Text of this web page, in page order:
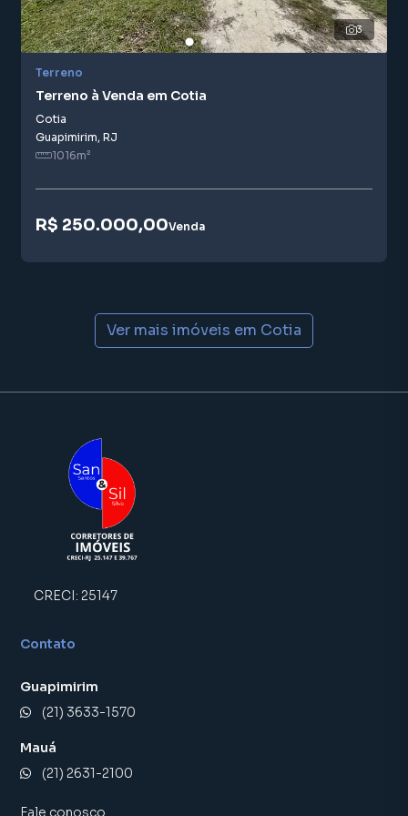
smartphone. Nós criamos soluções inovadoras para
simplificar a relação de proprietários, inquilinos e
compradores com o mercado imobiliário.
Anuncie seu imóvel! É fácil, rápido e gratuito! A Sansil
Imóveis é uma imobiliária digital com imóveis em diversas
cidades do Brasil, incluindo Guapimirim.
tradicionais. Já vendemos e locamos diversos imóveis em
uma equipe de marketing digital focada em produzir
consequência uma maior chance de vender ou alugar seu
imóvel mais rápido. Contamos também com um time de
atendimento preparada para atender proprietários e
3
Terreno
Terreno à Venda em Cotia
Cotia
Guapimirim, RJ
1016m²
R$ 250.000,00Venda
Ver mais imóveis em Cotia
CRECI: 25147
Contato
Guapimirim
(21) 3633-1570
Mauá
(21) 2631-2100
Fale conosco